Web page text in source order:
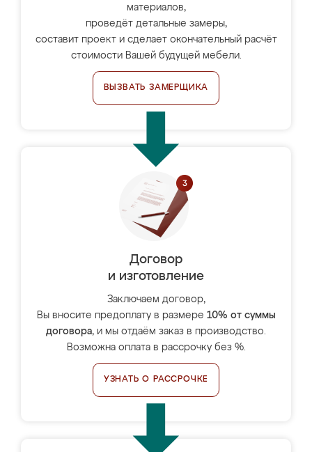
материалов,
проведёт детальные замеры,
составит проект и сделает окончательный расчёт
стоимости Вашей будущей мебели.
ВЫЗВАТЬ ЗАМЕРЩИКА
Договор
и изготовление
Заключаем договор,
Вы вносите предоплату в размере 10% от суммы
договора, и мы отдаём заказ в производство.
Возможна оплата в рассрочку без %.
УЗНАТЬ О РАССРОЧКЕ